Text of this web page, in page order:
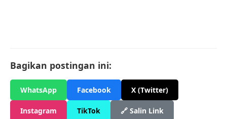
Bagikan postingan ini:
WhatsApp Facebook X (Twitter)
Instagram TikTok 🔗 Salin Link